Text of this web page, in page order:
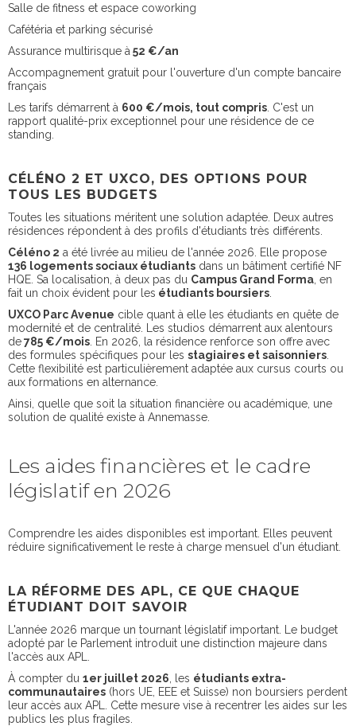
Salle de fitness et espace coworking
Cafétéria et parking sécurisé
Assurance multirisque à 52 €/an
Accompagnement gratuit pour l'ouverture d'un compte bancaire
français
Les tarifs démarrent à 600 €/mois, tout compris . C'est un
rapport qualité-prix exceptionnel pour une résidence de ce
standing.
CÉLÉNO 2 ET UXCO, DES OPTIONS POUR
TOUS LES BUDGETS
Toutes les situations méritent une solution adaptée. Deux autres
résidences répondent à des profils d'étudiants très différents.
Céléno 2 a été livrée au milieu de l'année 2026. Elle propose
136 logements sociaux étudiants dans un bâtiment certifié NF
HQE. Sa localisation, à deux pas du Campus Grand Forma , en
fait un choix évident pour les étudiants boursiers
UXCO Parc Avenue cible quant à elle les étudiants en quête de
modernité et de centralité. Les studios démarrent aux alentours
de785 €/mois . En 2026, la résidence renforce son offre avec
des formules spécifiques pour les stagiaires et saisonniers
Cette flexibilité est particulièrement adaptée aux cursus courts ou
aux formations en alternance.
Ainsi, quelle que soit la situation financière ou académique, une
solution de qualité existe à Annemasse.
Les aides financières et le cadre
législatif en 2026
Comprendre les aides disponibles est important. Elles peuvent
réduire significativement le reste à charge mensuel d'un étudiant.
LA RÉFORME DES APL, CE QUE CHAQUE
ÉTUDIANT DOIT SAVOIR
L'année 2026 marque un tournant législatif important. Le budget
adopté par le Parlement introduit une distinction majeure dans
l'accès aux APL.
À compter du 1er juillet 2026 , les étudiants extra-
communautaires (hors UE, EEE et Suisse) non boursiers perdent
leur accès aux APL. Cette mesure vise à recentrer les aides sur les
publics les plus fragiles.